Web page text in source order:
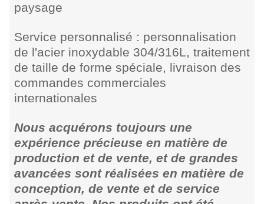
paysage
Service personnalisé : personnalisation
de l'acier inoxydable 304/316L, traitement
de taille de forme spéciale, livraison des
commandes commerciales
internationales
Nous acquérons toujours une
expérience précieuse en matière de
production et de vente, et de grandes
avancées sont réalisées en matière de
conception, de vente et de service